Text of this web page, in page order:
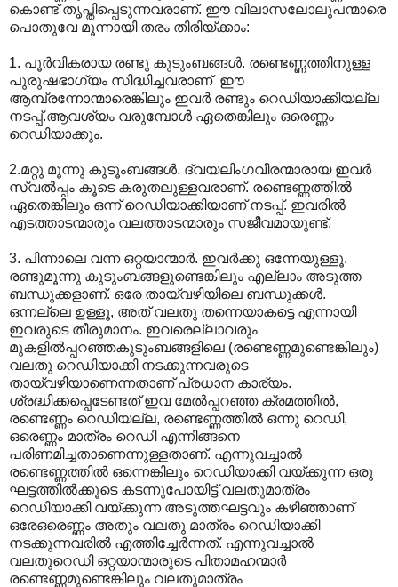
കൊണ്ട് തൃപ്തിപ്പെടുന്നവരാണ്. ഈ വിലാസലോലുപന്മാരെ
പൊതുവേ മൂന്നായി തരം തിരിയ്ക്കാം:
1. പൂര്‍വികരായ രണ്ടു കുടുംബങ്ങള്‍. രണ്ടെണ്ണത്തിനുള്ള
പുരുഷഭാഗ്യം സിദ്ധിച്ചവരാണ് ‍ ഈ
ആമ്പ്രന്നോന്മാരെങ്കിലും ഇവര്‍ രണ്ടും റെഡിയാക്കിയല്ല
നടപ്പ്.ആവശ്യം വരുമ്പോള്‍‍ ഏതെങ്കിലും ഒരെണ്ണം
റെഡിയാക്കും.
2.മറ്റു മൂന്നു കുടൂംബങ്ങള്‍. ദ്വയലിംഗവീരന്മാരായ ഇവര്‍‍
സ്വല്‍പ്പം കൂടെ കരുതലുള്ളവരാണ്. രണ്ടെണ്ണത്തില്‍
ഏതെങ്കിലും ഒന്ന് റെഡിയാക്കിയാണ് നടപ്പ്. ഇവരില്‍‍
എടത്താടന്മാരും വലത്താടന്മാരും സജീവമായുണ്ട്.
3. പിന്നാലെ വന്ന ഒറ്റയാന്മാര്‍. ഇവര്‍ക്കു ഒന്നേയുള്ളൂ.
രണ്ടുമൂന്നു കുടുംബങ്ങളുണ്ടെങ്കിലും എല്ലാം അടുത്ത
ബന്ധുക്കളാണ്. ഒരേ തായ്‌വഴിയിലെ ബന്ധുക്കള്‍.
ഒന്നല്ലെ ഉള്ളൂ, അത് വലതു തന്നെയാകട്ടെ എന്നായി
ഇവരുടെ തീരുമാനം. ഇവരെല്ലാവരും
മുകളില്‍പ്പറഞ്ഞകുടുംബങ്ങളിലെ (രണ്ടെണ്ണമുണ്ടെങ്കിലും)
വലതു റെഡിയാക്കി നടക്കുന്നവരുടെ
തായ്‌വഴിയാണെന്നതാണ് പ്രധാന കാര്യം.
ശ്രദ്ധിക്കപ്പെടേണ്ടത് ഇവ മേല്‍പ്പറഞ്ഞ ക്രമത്തില്‍,
രണ്ടെണ്ണം റെഡിയല്ല, രണ്ടെണ്ണത്തില്‍ ഒന്നു റെഡി,
ഒരെണ്ണം മാത്രം റെഡി എന്നിങ്ങനെ
പരിണമിച്ചതാണെന്നുള്ളതാണ്. എന്നുവച്ചാല്‍
രണ്ടെണ്ണത്തില്‍ ഒന്നെങ്കിലും റെഡിയാക്കി വയ്ക്കുന്ന ഒരു
ഘട്ടത്തില്‍ക്കൂടെ കടന്നുപോയിട്ട് വലതുമാത്രം
റെഡിയാക്കി വയ്ക്കുന്ന അടുത്തഘട്ടവും കഴിഞ്ഞാണ്
ഒരേഒരെണ്ണം അതും വലതു മാത്രം റെഡിയാക്കി
നടക്കുന്നവരില്‍ എത്തിച്ചേര്‍ന്നത്. എന്നുവച്ചാല്‍
വലതുറെഡി ഒറ്റയാന്മാരുടെ പിതാമഹന്മാര്‍
രണ്ടെണ്ണമുണ്ടെങ്കിലും വലതുമാത്രം